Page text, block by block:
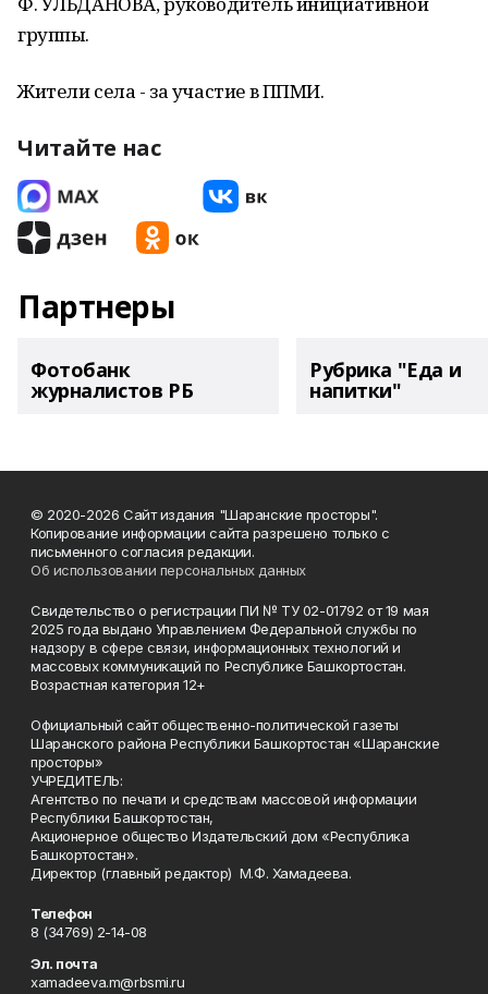
группы.
Жители села - за участие в ППМИ.
Читайте нас
Партнеры
Фотобанк
журналистов РБ
Рубрика "Еда и
напитки"
© 2020-2026 Сайт издания "Шаранские просторы".
Копирование информации сайта разрешено только с
письменного согласия редакции.
Об использовании персональных данных
Свидетельство о регистрации ПИ № ТУ 02-01792 от 19 мая
2025 года выдано Управлением Федеральной службы по
надзору в сфере связи, информационных технологий и
массовых коммуникаций по Республике Башкортостан.
Возрастная категория 12+
Официальный сайт общественно-политической газеты
Шаранского района Республики Башкортостан «Шаранские
просторы»
УЧРЕДИТЕЛЬ:
Агентство по печати и средствам массовой информации
Республики Башкортостан,
Акционерное общество Издательский дом «Республика
Башкортостан».
Директор (главный редактор) М.Ф. Хамадеева.
Телефон
8 (34769) 2-14-08
Эл. почта
xamadeeva.m@rbsmi.ru